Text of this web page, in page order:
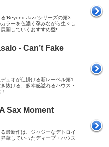
'Beyond Jazz'シリーズの第3
ラーを色濃く孕みながら生々し
開していくおすすめ盤!!
- Can’t Fake
ュオが仕掛ける新レーベル第1
抜ける、多幸感溢れるハウス・
Sax Moment
最新作は、ジャジーなデトロイ
華していったディープ・ハウス